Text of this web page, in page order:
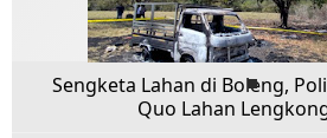
Sengketa Lahan di Boleng,
Quo Lahan